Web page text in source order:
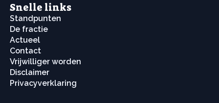
Snelle links
Standpunten
De fractie
Actueel
Contact
Vrijwilliger worden
Disclaimer
Privacyverklaring